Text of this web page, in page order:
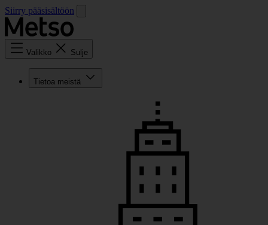
Siirry pääsisältöön
Valikko Sulje
Tietoa meistä